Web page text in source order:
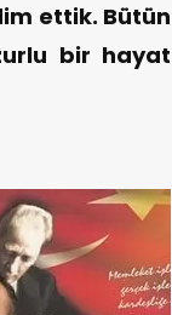
ettik. Bütün
bir hayat